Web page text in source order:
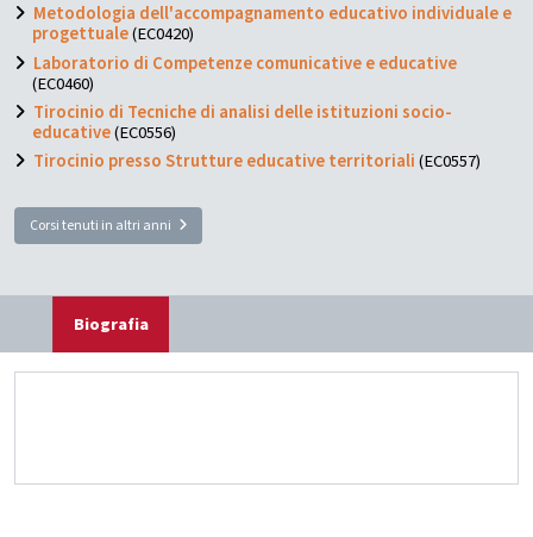
Metodologia dell'accompagnamento educativo individuale e
progettuale(EC0420)
Laboratorio di Competenze comunicative e educative
(EC0460)
Tirocinio di Tecniche di analisi delle istituzioni socio-
educative(EC0556)
Tirocinio presso Strutture educative territoriali(EC0557)
Corsi tenuti in altri anni
Biografia